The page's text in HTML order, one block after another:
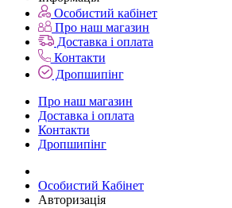
Особистий кабінет
Про наш магазин
Доставка і оплата
Контакти
Дропшипінг
Про наш магазин
Доставка і оплата
Контакти
Дропшипінг
Особистий Кабінет
Авторизація